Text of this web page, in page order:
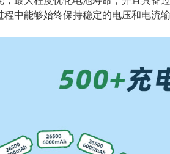
中能够始终保持稳定的电压和电流